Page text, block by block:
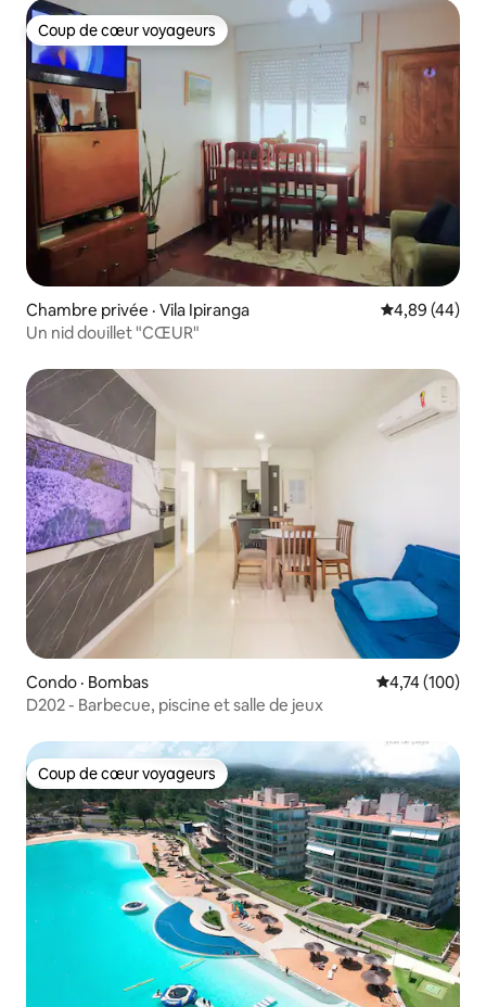
Coup de cœur voyageurs
Coup de cœur voyageurs
Chambre privée · Vila Ipiranga Note
4,89 (44)
Un nid douillet "CŒUR"
Condo · Bombas Note
4,74 (100)
D202 - Barbecue, piscine et salle de jeux
Coup de cœur voyageurs
Coup de cœur voyageurs